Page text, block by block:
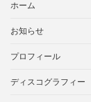
索:
ホーム
お知らせ
プロフィール
ディスコグラフィー